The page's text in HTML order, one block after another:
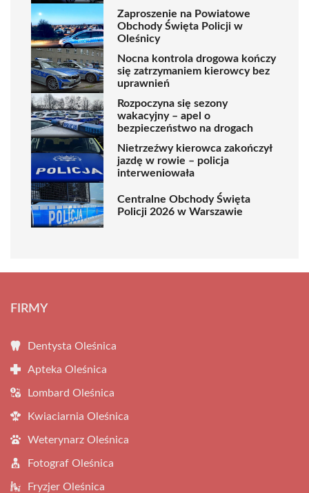
Zaproszenie na Powiatowe
Obchody Święta Policji w
Oleśnicy
Nocna kontrola drogowa kończy
się zatrzymaniem kierowcy bez
uprawnień
Rozpoczyna się sezony
wakacyjny – apel o
bezpieczeństwo na drogach
Nietrzeźwy kierowca zakończył
jazdę w rowie – policja
interweniowała
Centralne Obchody Święta
Policji 2026 w Warszawie
FIRMY
Dentysta Oleśnica
Apteka Oleśnica
Lombard Oleśnica
Kwiaciarnia Oleśnica
Weterynarz Oleśnica
Fotograf Oleśnica
Fryzjer Oleśnica